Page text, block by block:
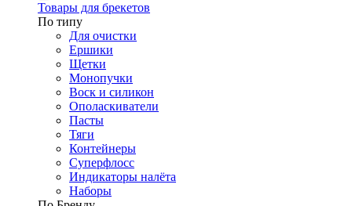
Товары для брекетов
По типу
Для очистки
Ершики
Щетки
Монопучки
Воск и силикон
Ополаскиватели
Пасты
Тяги
Контейнеры
Суперфлосс
Индикаторы налёта
Наборы